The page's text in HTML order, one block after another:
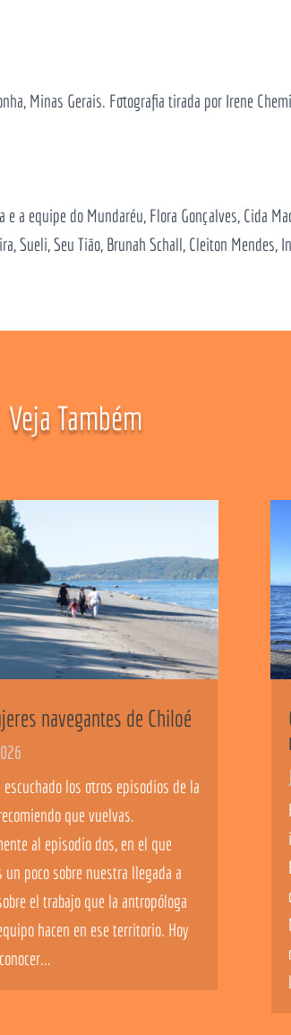
Minas Gerais. Fotografia tirada por Irene
a equipe do Mundaréu, Flora Gonçalves, Cida
Sueli, Seu Tião, Brunah Schall, Cleiton
Veja Também
navegantes de Chiloé
los otros episodios de la
que vuelvas.
al episodio dos, en el que
un poco sobre nuestra llegada a
el trabajo que la antropóloga
hacen en ese territorio. Hoy